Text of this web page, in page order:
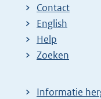
Contact
English
Help
Zoeken
Informatie